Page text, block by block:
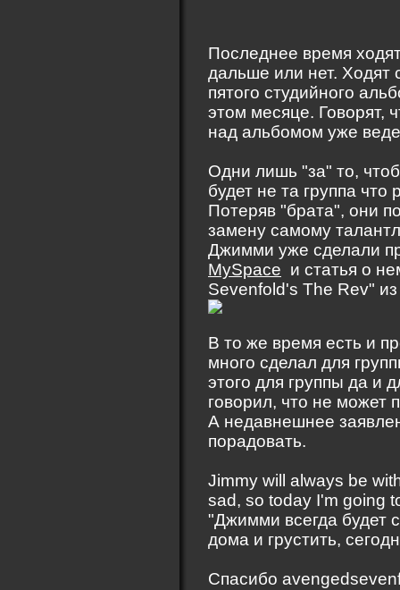
Последнее время
дальше или нет. Ходят
пятого студийного
этом месяце. Говорят,
над альбомом уже
Одни лишь "за" то,
будет не та группа
Потеряв "брата", они
замену самому
Джимми уже сделали
MySpace и статья о
Sevenfold's The Rev"
В то же время есть и
много сделал для
этого для группы да и
говорил, что не может
А недавнешнее
порадовать.
Jimmy will always be
sad, so today I'm going
"Джимми всегда будет
дома и грустить,
Спасибо